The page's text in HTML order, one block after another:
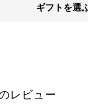
ギフトを選
レビュー